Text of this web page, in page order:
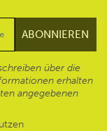
über die
erhalten
angegebenen